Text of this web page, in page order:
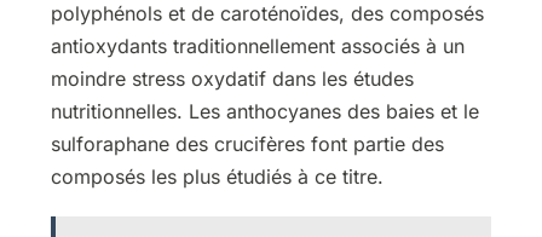
polyphénols et de caroténoïdes, des composés
antioxydants traditionnellement associés à un
moindre stress oxydatif dans les études
nutritionnelles. Les anthocyanes des baies et le
sulforaphane des crucifères font partie des
composés les plus étudiés à ce titre.